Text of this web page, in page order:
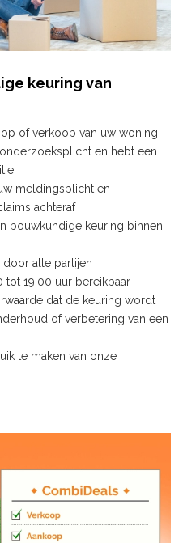
keuring van
of verkoop van uw woning
en hebt een
meldingsplicht en
achteraf
bouwkundige keuring binnen
alle partijen
tot 19:00 uur bereikbaar
dat de keuring wordt
of verbetering van een
te maken van onze